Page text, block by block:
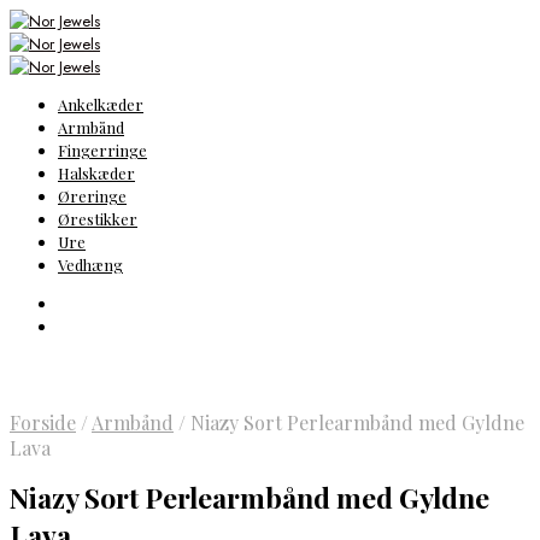
Ankelkæder
Armbånd
Fingerringe
Halskæder
Øreringe
Ørestikker
Ure
Vedhæng
Forside / Armbånd / Niazy Sort Perlearmbånd med Gyldne
Lava
Niazy Sort Perlearmbånd med Gyldne